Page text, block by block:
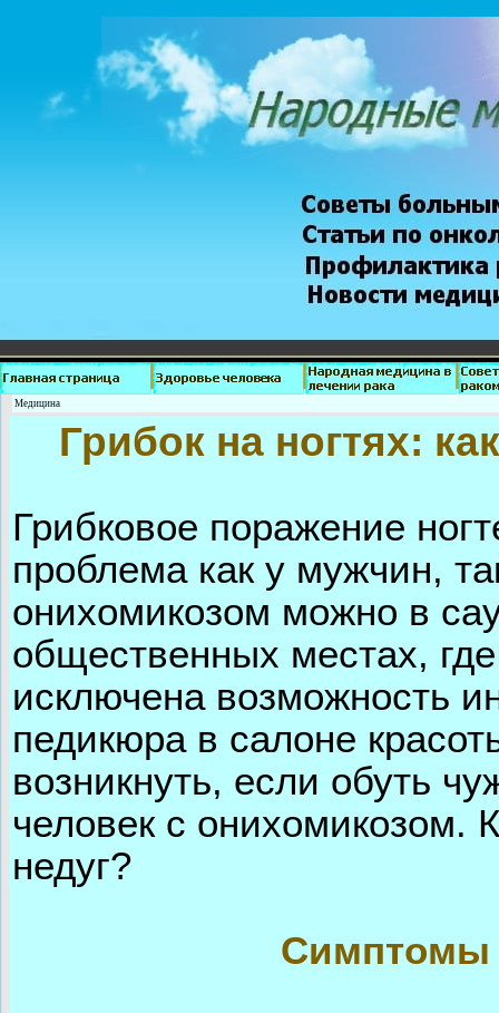
Медицина
Грибок на ногтях:
Грибковое поражение
проблема как у мужчин,
онихомикозом можно в
общественных местах,
исключена возможность
педикюра в салоне
возникнуть, если обуть
человек с онихомикозом.
недуг?
Симптомы